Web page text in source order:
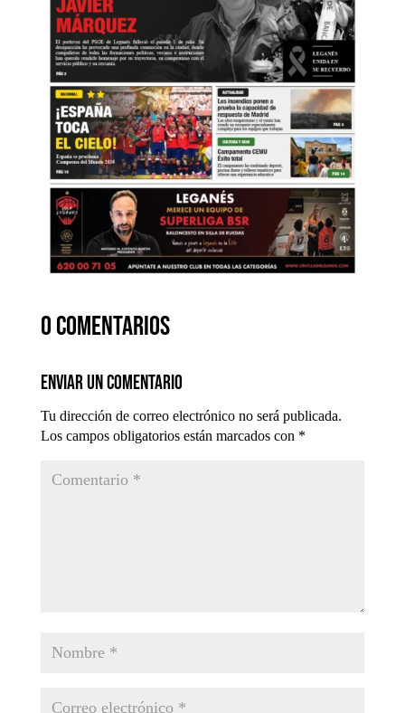
0 comentarios
Enviar un comentario
Tu dirección de correo electrónico no será publicada.
Los campos obligatorios están marcados con *